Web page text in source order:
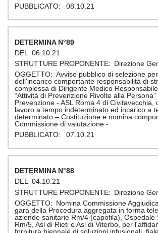
08.10.21
89
06.10.21
Direzione
Avviso pubblico di selezione
dell'incarico comportante responsabilità di
complessa di Dirigente Medico
“Attività di Prevenzione Rivolte alla
Prevenzione - ASL Roma 4 di Civitavecchia,
lavoro a tempo indeterminato ed incarico a
determinato – Costituzione e nomina
Commissione di valutazione -
07.10.21
88
04.10.21
Direzione
Nomina Commissione
gara della Procedura aggregata in forma
aziende sanitarie Rm/4 (capofila), Ospedale
Rm/5, Asl di Rieti e Asl di Viterbo, per
fornitura biennale di soluzioni infusionali,